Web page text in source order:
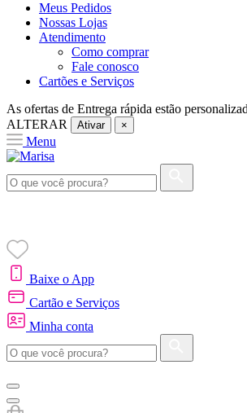
Meus Pedidos
Nossas Lojas
Atendimento
Como comprar
Fale conosco
Cartões e Serviços
As ofertas de Entrega rápida estão
ALTERAR
Ativar ×
Menu
Baixe o App
Cartão e Serviços
Minha conta